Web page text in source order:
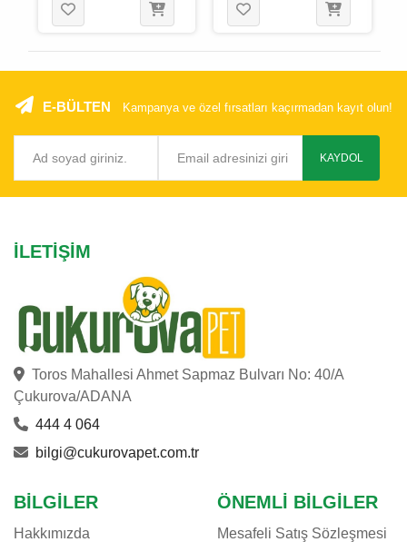
E-BÜLTEN Kampanya ve özel fırsatları kaçırmadan kayıt olun!
KAYDOL
İLETIŞIM
Toros Mahallesi Ahmet Sapmaz Bulvarı No: 40/A
Çukurova/ADANA
444 4 064
bilgi@cukurovapet.com.tr
BILGILER
Hakkımızda
ÖNEMLI BILGILER
Mesafeli Satış Sözleşmesi